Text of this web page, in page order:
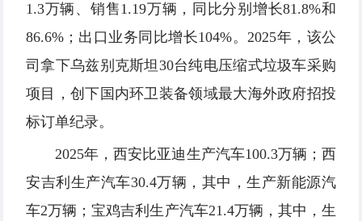
1.3万辆、销售1.19万辆，同比分别增长81.8%和
86.6%；出口业务同比增长104%。2025年，该公
司拿下乌兹别克斯坦30台纯电压缩式垃圾车采购
项目，创下国内环卫装备领域最大海外政府招投
标订单纪录。
2025年，西安比亚迪生产汽车100.3万辆；西
安吉利生产汽车30.4万辆，其中，生产新能源汽
车2万辆；宝鸡吉利生产汽车21.4万辆，其中，生